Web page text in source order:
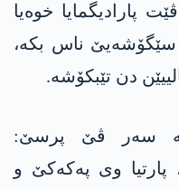
پارادیگمایا خوەیا
ناس بکە،
دن تێبکۆشە.
سەر ڤێ پرسێ:
پارتیا وی پەکەکێ و